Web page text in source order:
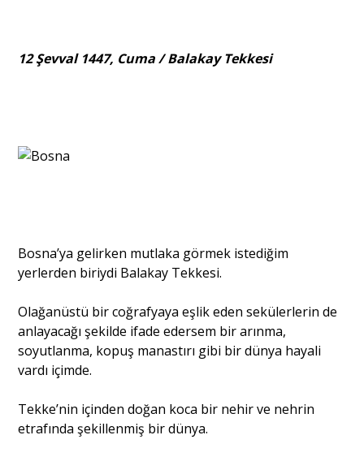
12 Şevval 1447, Cuma / Balakay Tekkesi
Bosna’ya gelirken mutlaka görmek istediğim
yerlerden biriydi Balakay Tekkesi.
Olağanüstü bir coğrafyaya eşlik eden sekülerlerin de
anlayacağı şekilde ifade edersem bir arınma,
soyutlanma, kopuş manastırı gibi bir dünya hayali
vardı içimde.
Tekke’nin içinden doğan koca bir nehir ve nehrin
etrafında şekillenmiş bir dünya.